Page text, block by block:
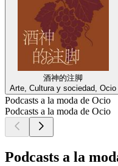
酒神的注脚
Arte, Cultura y sociedad, Ocio
Podcasts a la moda de Ocio
Podcasts a la moda de Ocio
Podcasts a la